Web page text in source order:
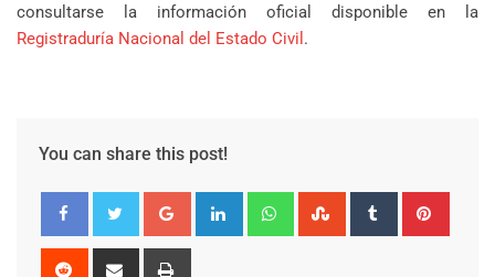
consultarse la información oficial disponible en la
Registraduría Nacional del Estado Civil .
You can share this post!
Google+ LinkedIn WhatsappStumbleUpon
Tumblr
Reddit
Share